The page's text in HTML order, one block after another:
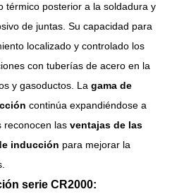
térmico posterior a la soldadura y
de juntas. Su capacidad para
localizado y controlado los
con tuberías de acero en la
y gasoductos. Lagama de
continúa expandiéndose a
reconocen lasventajas de las
inducción para mejorar la
serie CR2000: